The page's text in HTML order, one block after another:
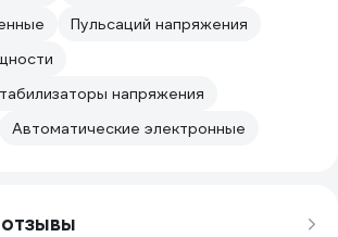
Пульсаций напряжения
напряжения
Автоматические электронные